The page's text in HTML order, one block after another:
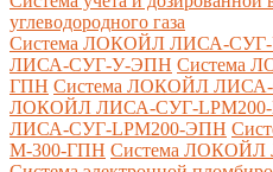
углеводородного газа
Система ЛОКОЙЛ ЛИСА-
ЛИСА-СУГ-У-ЭПН Система
ГПН Система ЛОКОЙЛ
ЛОКОЙЛ ЛИСА-СУГ-
ЛИСА-СУГ-LPM200-ЭПН
М-300-ГПН Система